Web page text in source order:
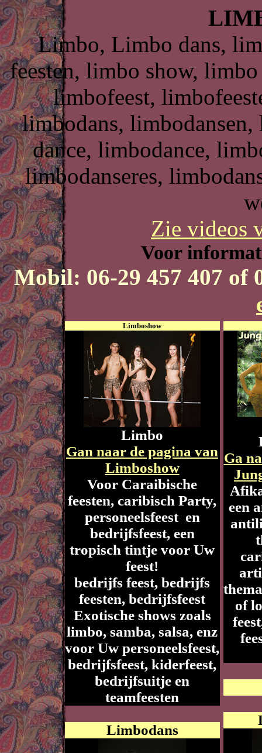
Limbo, Limbo dans,
feesten, limbo show,
limbofeest,
limbodans,
dance, limbodance,
limbodanseres,
Zie videos
Voor
Mobil: 06-29 457 407 of
Limboshow
Limbo
Gan naar de pagina van
Limboshow
Voor Caraibische
feesten, caribisch Party,
personeelsfeest en
bedrijfsfeest, een
tropisch tintje voor Uw
feest!
bedrijfs feest, bedrijfs
feesten, bedrijfsfeest
Exotische shows zoals
limbo, samba, salsa, enz
voor Uw personeelsfeest,
bedrijfsfeest, kiderfeest,
bedrijfsuitje en
teamfeesten
Limbodans
Ga
een
of